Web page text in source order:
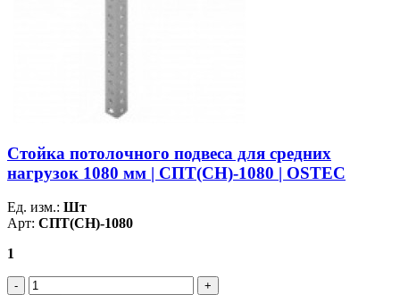
Стойка потолочного подвеса для средних
нагрузок 1080 мм | СПТ(СН)-1080 | OSTEC
Ед. изм.: Шт
Арт: СПТ(СН)-1080
1